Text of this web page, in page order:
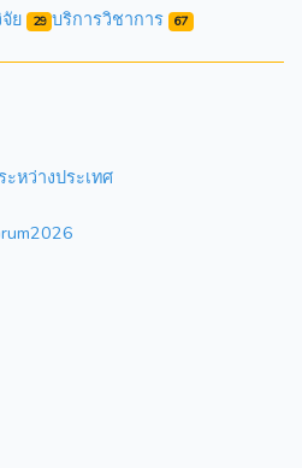
จัย 29 บริการวิชาการ 67
หว่างประเทศ